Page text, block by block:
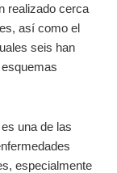
realizado cerca
así como el
seis han
una de las
especialmente